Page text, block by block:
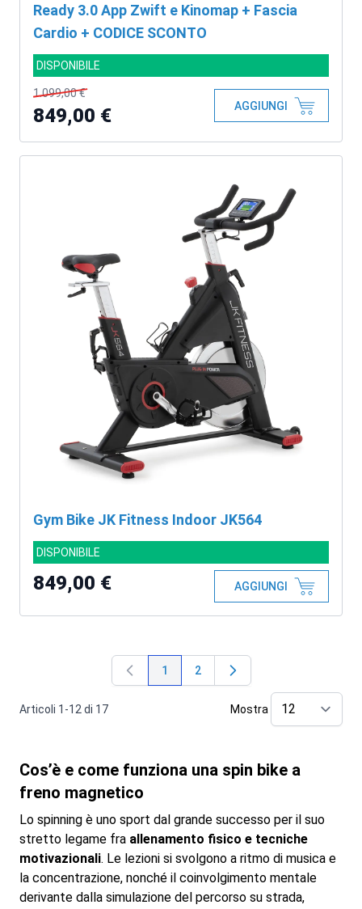
Ready 3.0 App Zwift e Kinomap + Fascia
Cardio + CODICE SCONTO
DISPONIBILE
1.099,00 €
849,00 € AGGIUNGI
Gym Bike JK Fitness Indoor JK564
DISPONIBILE
849,00 € AGGIUNGI
Articoli 1 -12 di 17
Attualmente stai leggendo la pagina
1
Pagina
2
Mostra
Cos’è e come funziona una spin bike a
freno magnetico
Lo spinning è uno sport dal grande successo per il suo
stretto legame fra allenamento fisico e tecniche
motivazionali. Le lezioni si svolgono a ritmo di musica e
la concentrazione, nonché il coinvolgimento mentale
derivante dalla simulazione del percorso su strada,